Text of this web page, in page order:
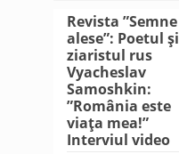
Revista ”Semne
alese”: Poetul și
ziaristul rus
Vyacheslav
Samoshkin:
”România este
viața mea!”
Interviul video